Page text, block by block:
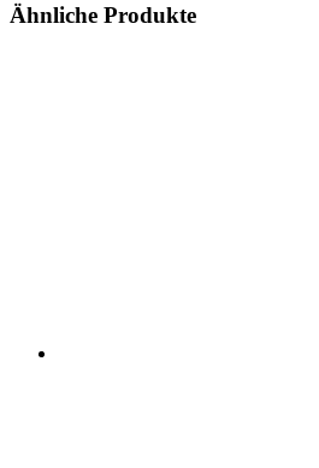
Ähnliche Produkte